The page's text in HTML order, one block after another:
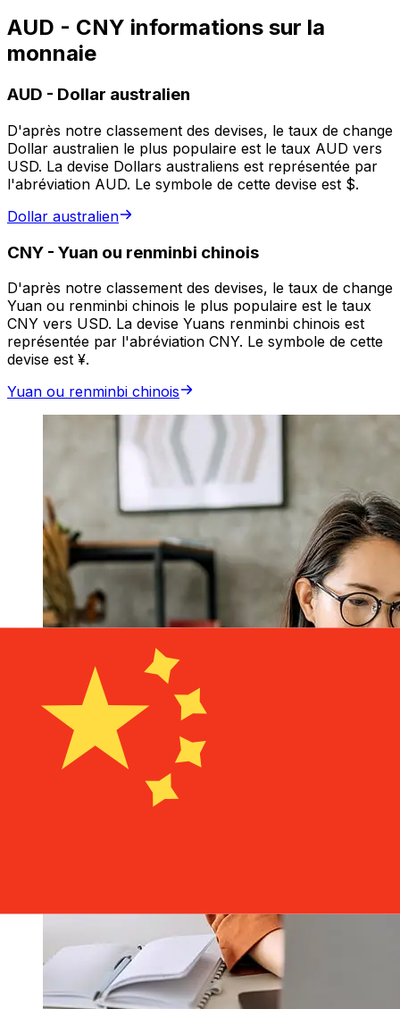
AUD - CNY informations sur la
monnaie
AUD - Dollar australien
D'après notre classement des devises, le taux de change
Dollar australien le plus populaire est le taux AUD vers
USD. La devise Dollars australiens est représentée par
l'abréviation AUD. Le symbole de cette devise est $.
Dollar australien
CNY - Yuan ou renminbi chinois
D'après notre classement des devises, le taux de change
Yuan ou renminbi chinois le plus populaire est le taux
CNY vers USD. La devise Yuans renminbi chinois est
représentée par l'abréviation CNY. Le symbole de cette
devise est ¥.
Yuan ou renminbi chinois